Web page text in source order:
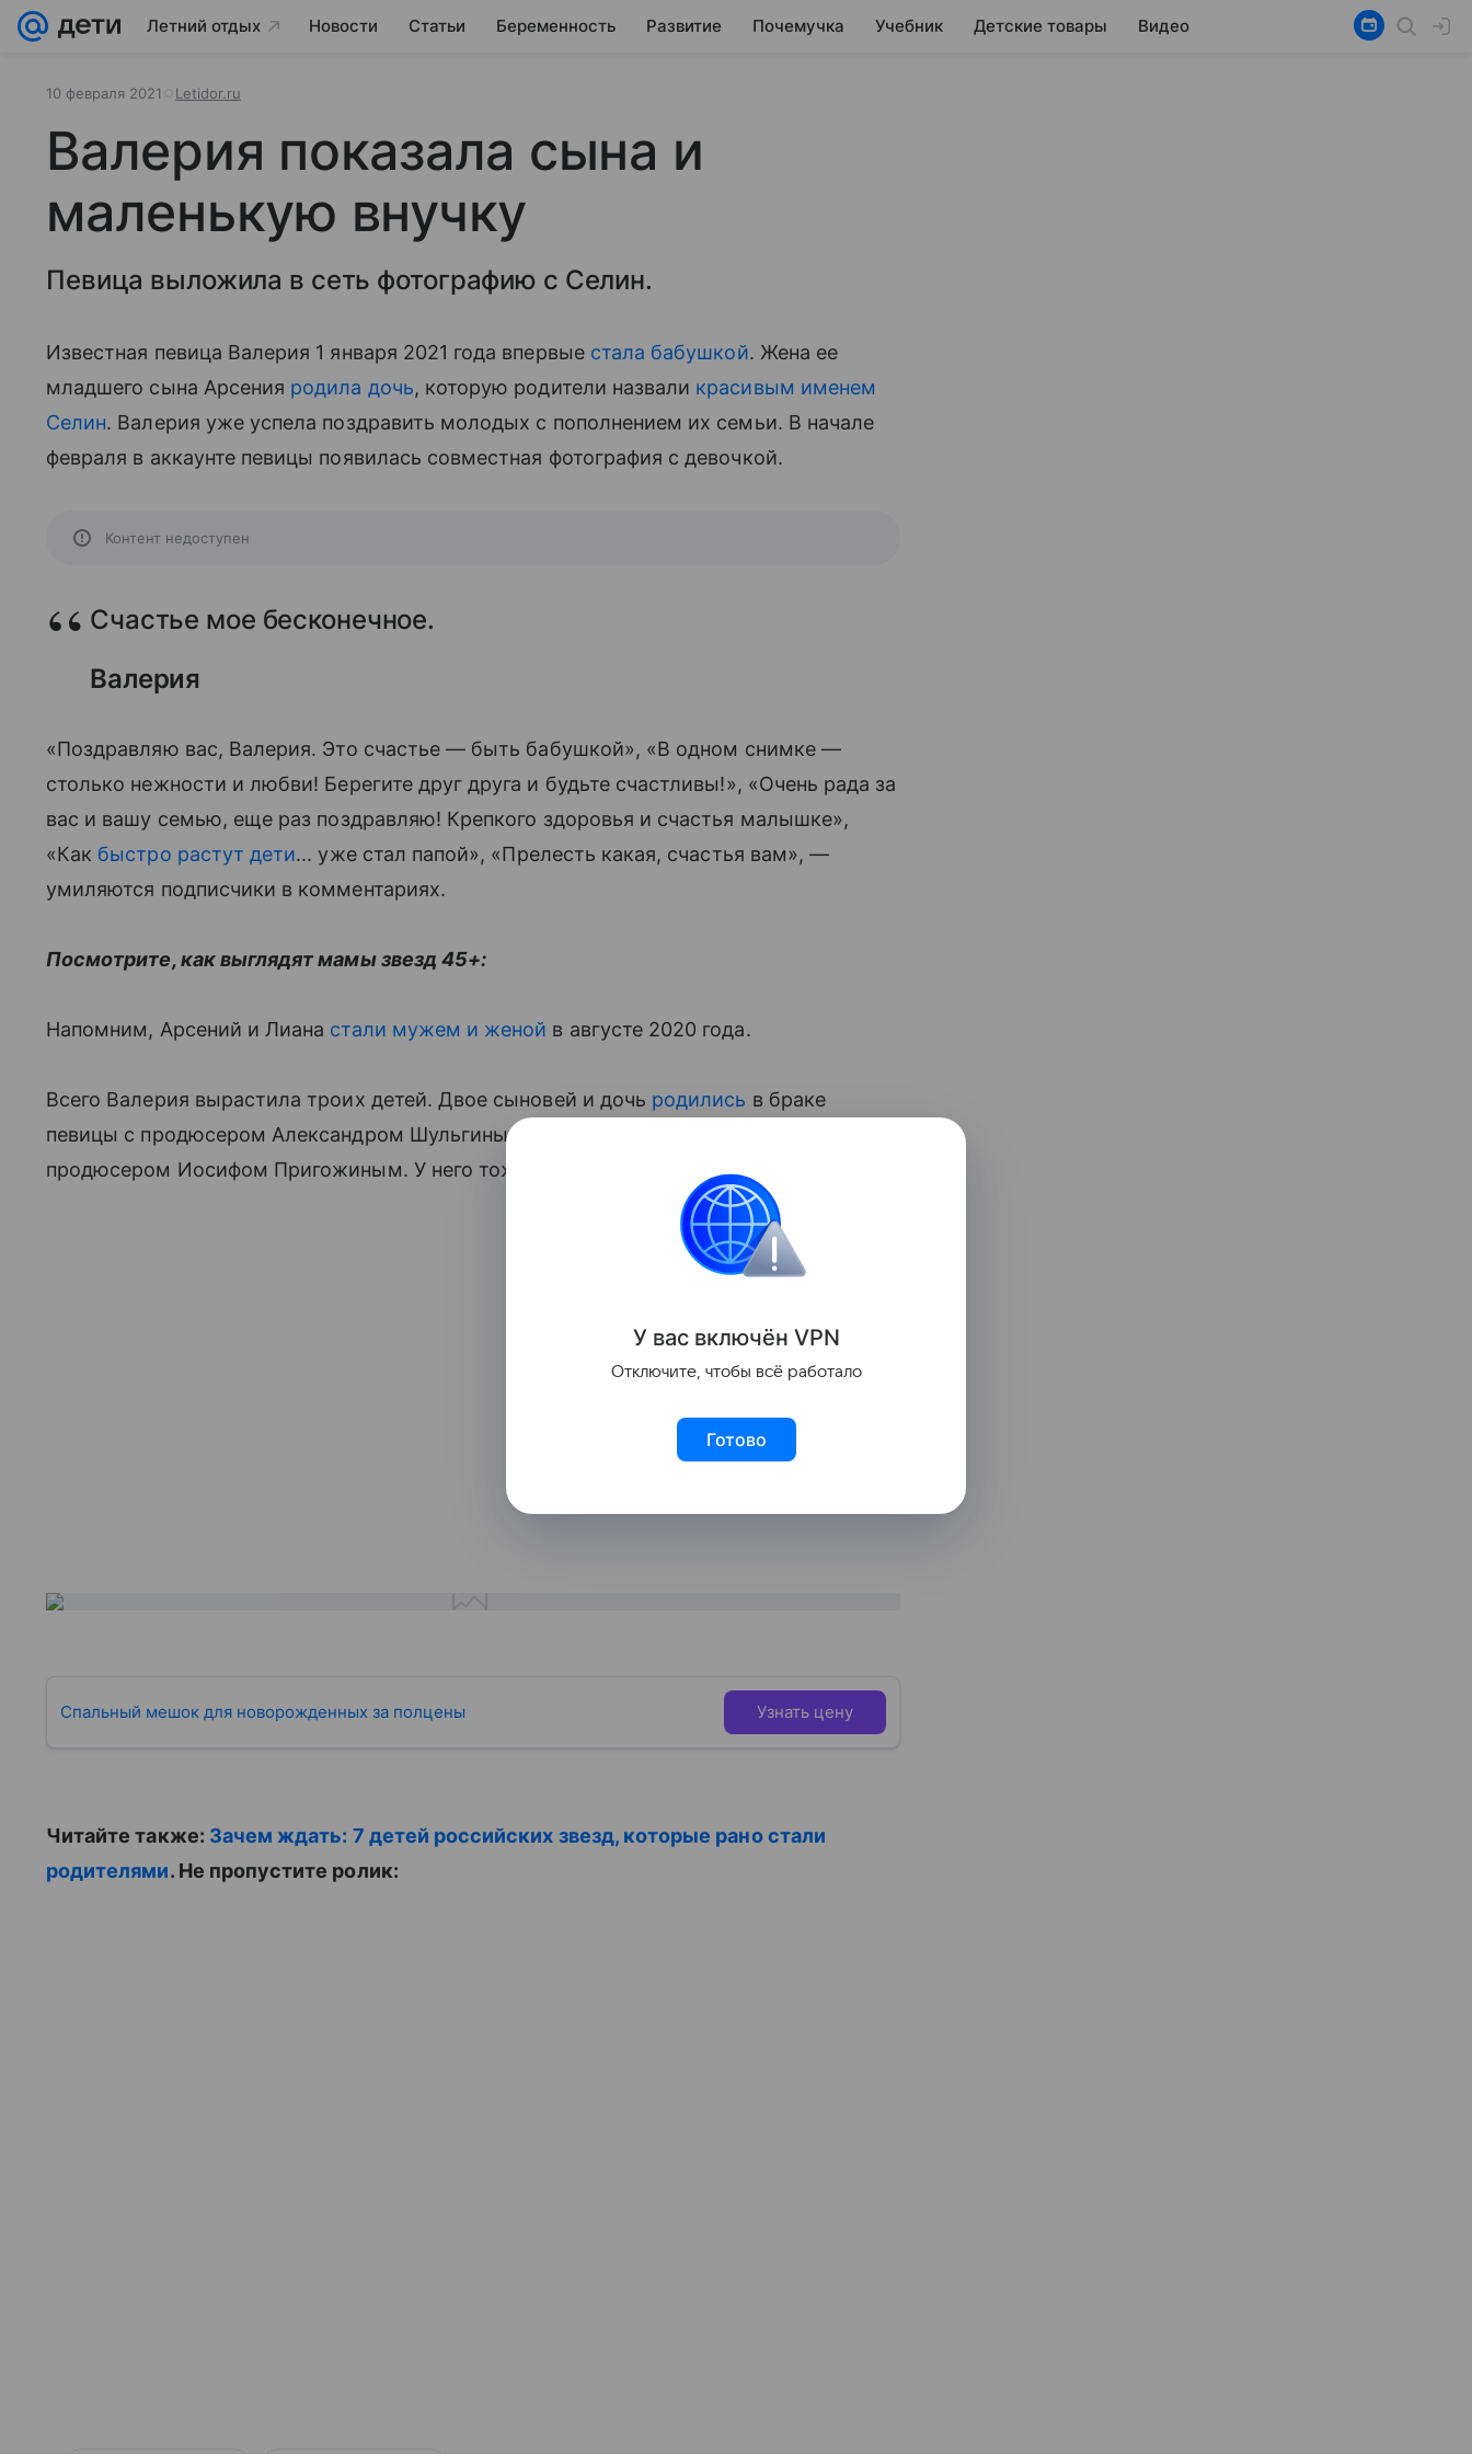
Летний отдых Новости Статьи Беременность Развитие Почемучка Учебник Детские товары Видео
10 февраля 2021 Letidor.ru
Валерия показала сына и
маленькую внучку
Певица выложила в сеть фотографию с Селин.
Известная певица Валерия 1 января 2021 года впервые стала бабушкой. Жена ее
младшего сына Арсения родила дочь, которую родители назвали красивым именем
Селин. Валерия уже успела поздравить молодых с пополнением их семьи. В начале
февраля в аккаунте певицы появилась совместная фотография с девочкой.
Контент недоступен
Счастье мое бесконечное.
Валерия
«Поздравляю вас, Валерия. Это счастье — быть бабушкой», «В одном снимке —
столько нежности и любви! Берегите друг друга и будьте счастливы!», «Очень рада за
вас и вашу семью, еще раз поздравляю! Крепкого здоровья и счастья малышке»,
«Как быстро растут дети... уже стал папой», «Прелесть какая, счастья вам», —
умиляются подписчики в комментариях.
Посмотрите, как выглядят мамы звезд 45+:
Напомним, Арсений и Лиана стали мужем и женой в августе 2020 года.
Всего Валерия вырастила троих детей. Двое сыновей и дочь родились в браке
певицы с продюсером Александром Шульгиным. С 2004 года певица замужем за
продюсером Иосифом Пригожиным. У него тоже есть трое взрослых детей.
Спальный мешок для новорожденных за полцены Узнать цену
Читайте также: Зачем ждать: 7 детей российских звезд, которые рано стали
родителями. Не пропустите ролик:
У вас включён VPN
Отключите, чтобы всё работало
Готово